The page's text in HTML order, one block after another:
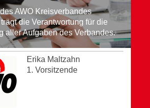
AWO Kreisverbandes
die Verantwortung für die
aller Aufgaben des Verbandes.
Erika Maltzahn
1. Vorsitzende